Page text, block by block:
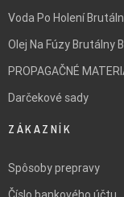
Voda Po Holení
Olej Na Fúzy Brutálny
PROPAGAČNÉ
Darčekové sady
ZÁKAZNÍK
Spôsoby prepravy